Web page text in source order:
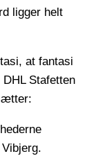
ligger helt
at fantasi
Stafetten